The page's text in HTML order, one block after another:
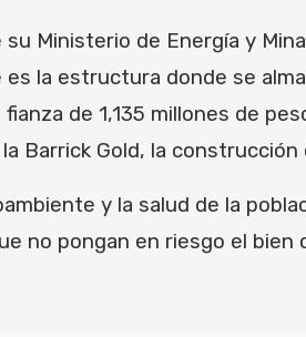
Ministerio de Energía y
es la estructura donde se
de 1,135 millones de
Barrick Gold, la
y la salud de la
no pongan en riesgo el